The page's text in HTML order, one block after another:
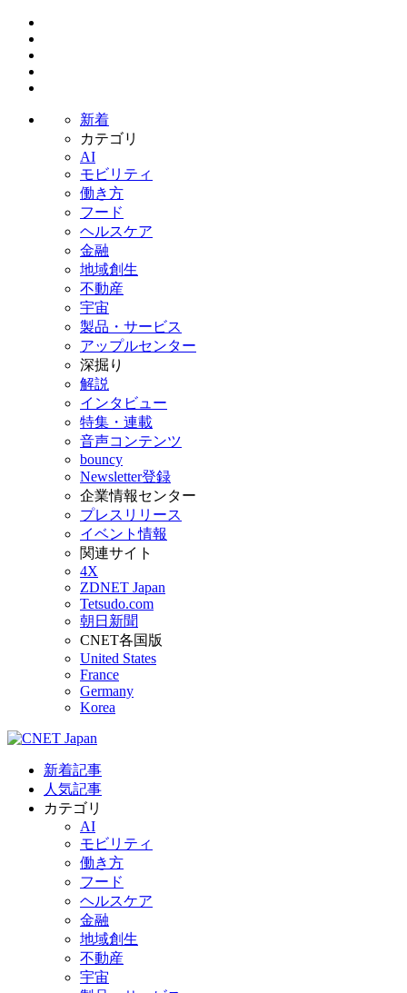
新着
カテゴリ
AI
モビリティ
働き方
フード
ヘルスケア
金融
地域創生
不動産
宇宙
製品・サービス
アップルセンター
深掘り
解説
インタビュー
特集・連載
音声コンテンツ
bouncy
Newsletter登録
企業情報センター
プレスリリース
イベント情報
関連サイト
4X
ZDNET Japan
Tetsudo.com
朝日新聞
CNET各国版
United States
France
Germany
Korea
新着記事
人気記事
カテゴリ
AI
モビリティ
働き方
フード
ヘルスケア
金融
地域創生
不動産
宇宙